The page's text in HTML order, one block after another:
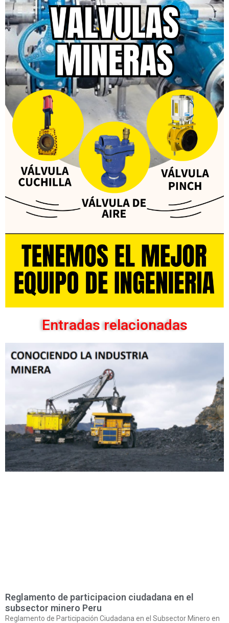
Entradas relacionadas
Reglamento de participacion ciudadana en el
subsector minero Peru
Reglamento de Participación Ciudadana en el Subsector Minero en